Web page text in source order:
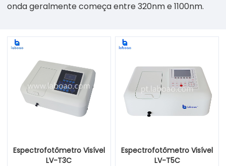
onda geralmente começa entre 320nm e 1100nm.
Espectrofotômetro Visível
LV-T3C
Espectrofotômetro Visível
LV-T5C